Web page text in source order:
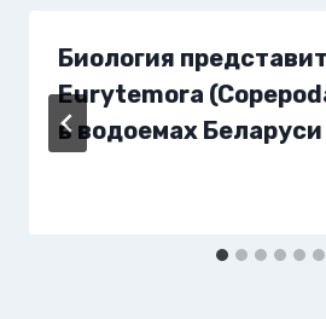
Биология
Eurytemora
в водоемах Беларуси